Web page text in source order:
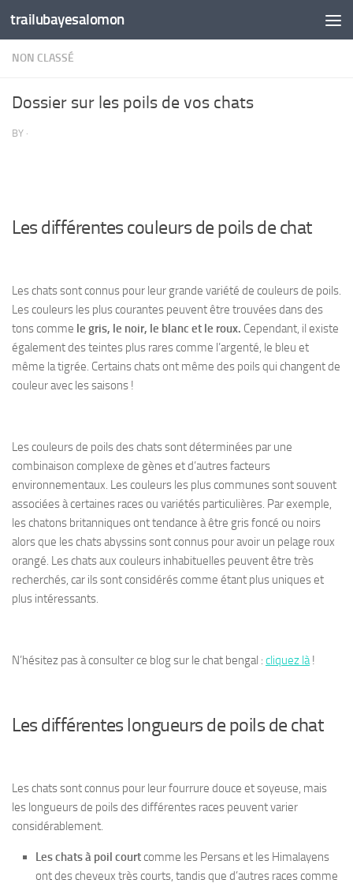
Skip to content
trailubayesalomon
NON CLASSÉ
Dossier sur les poils de vos chats
BY ·
Les différentes couleurs de poils de chat
Les chats sont connus pour leur grande variété de couleurs de poils.
Les couleurs les plus courantes peuvent être trouvées dans des
tons comme le gris, le noir, le blanc et le roux. Cependant, il existe
également des teintes plus rares comme l’argenté, le bleu et
même la tigrée. Certains chats ont même des poils qui changent de
couleur avec les saisons !
Les couleurs de poils des chats sont déterminées par une
combinaison complexe de gènes et d’autres facteurs
environnementaux. Les couleurs les plus communes sont souvent
associées à certaines races ou variétés particulières. Par exemple,
les chatons britanniques ont tendance à être gris foncé ou noirs
alors que les chats abyssins sont connus pour avoir un pelage roux
orangé. Les chats aux couleurs inhabituelles peuvent être très
recherchés, car ils sont considérés comme étant plus uniques et
plus intéressants.
N’hésitez pas à consulter ce blog sur le chat bengal : cliquez là!
Les différentes longueurs de poils de chat
Les chats sont connus pour leur fourrure douce et soyeuse, mais
les longueurs de poils des différentes races peuvent varier
considérablement.
Les chats à poil courtcomme les Persanset les Himalayens
ont des cheveux très courts, tandis que d’autres races comme